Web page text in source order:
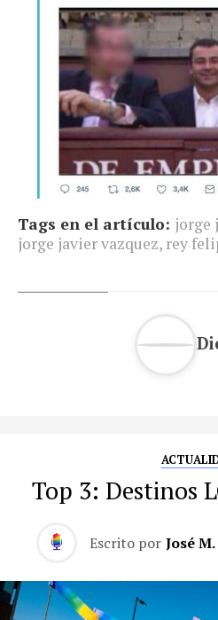
Tags en el artículo: jorge
jorge javier vazquez, rey
Top 3: Destinos
Escrito por José M.